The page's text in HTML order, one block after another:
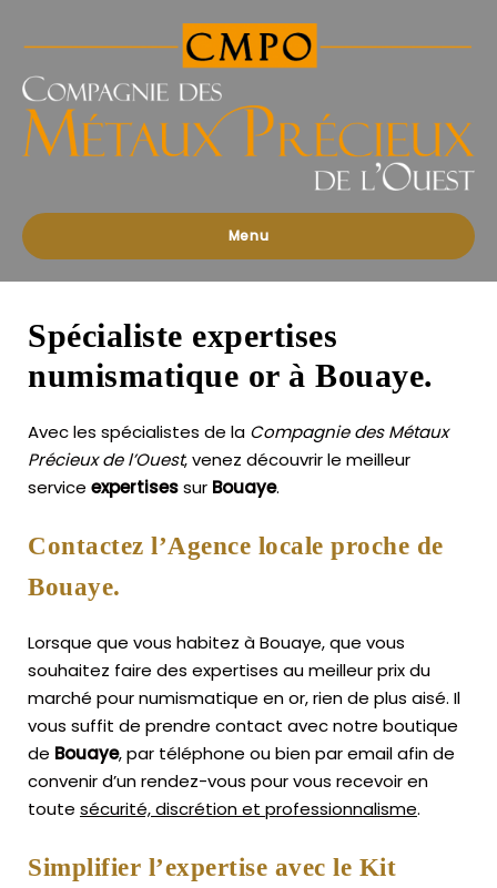
des
Précieux
l'Ouest
Menu
Spécialiste expertises
numismatique or à Bouaye.
Avec les spécialistes de la Compagnie des Métaux
Précieux de l’Ouest, venez découvrir le meilleur
service expertisessur Bouaye.
Contactez l’Agence locale proche de
Bouaye.
Lorsque que vous habitez à Bouaye, que vous
souhaitez faire des expertises au meilleur prix du
marché pour numismatique en or, rien de plus aisé. Il
vous suffit de prendre contact avec notre boutique
de Bouaye, par téléphone ou bien par email afin de
convenir d’un rendez-vous pour vous recevoir en
toute sécurité, discrétion et professionnalisme.
Simplifier l’expertise avec le Kit